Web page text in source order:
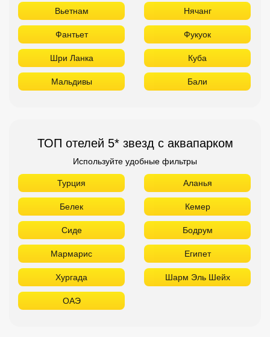
Вьетнам Нячанг
Фантьет Фукуок
Шри Ланка Куба
Мальдивы Бали
ТОП отелей 5* звезд с аквапарком
Используйте удобные фильтры
Турция Аланья
Белек Кемер
Сиде Бодрум
Мармарис Египет
Хургада Шарм Эль Шейх
ОАЭ